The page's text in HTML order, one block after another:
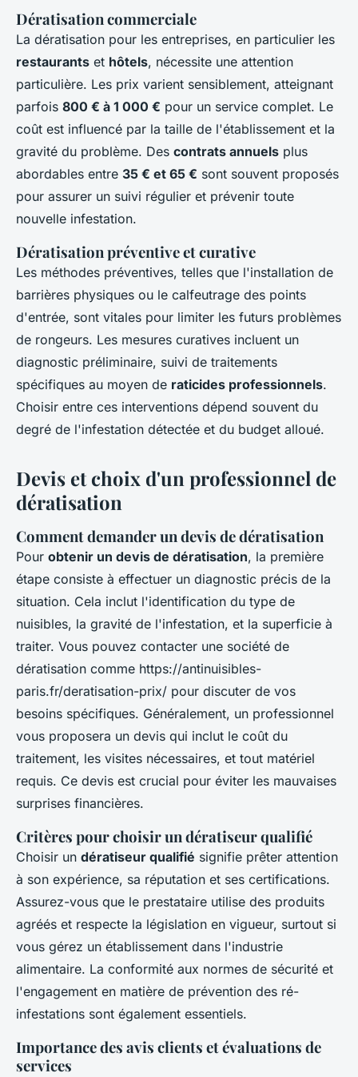
Dératisation commerciale
La dératisation pour les entreprises, en particulier les
restaurants et hôtels, nécessite une attention
particulière. Les prix varient sensiblement, atteignant
parfois 800 € à 1 000 € pour un service complet. Le
coût est influencé par la taille de l'établissement et la
gravité du problème. Des contrats annuels plus
abordables entre 35 € et 65 € sont souvent proposés
pour assurer un suivi régulier et prévenir toute
nouvelle infestation.
Dératisation préventive et curative
Les méthodes préventives, telles que l'installation de
barrières physiques ou le calfeutrage des points
d'entrée, sont vitales pour limiter les futurs problèmes
de rongeurs. Les mesures curatives incluent un
diagnostic préliminaire, suivi de traitements
spécifiques au moyen de raticides professionnels.
Choisir entre ces interventions dépend souvent du
degré de l'infestation détectée et du budget alloué.
Devis et choix d'un professionnel de
dératisation
Comment demander un devis de dératisation
Pour obtenir un devis de dératisation, la première
étape consiste à effectuer un diagnostic précis de la
situation. Cela inclut l'identification du type de
nuisibles, la gravité de l'infestation, et la superficie à
traiter. Vous pouvez contacter une société de
dératisation comme https://antinuisibles-
paris.fr/deratisation-prix/ pour discuter de vos
besoins spécifiques. Généralement, un professionnel
vous proposera un devis qui inclut le coût du
traitement, les visites nécessaires, et tout matériel
requis. Ce devis est crucial pour éviter les mauvaises
surprises financières.
Critères pour choisir un dératiseur qualifié
Choisir un dératiseur qualifié signifie prêter attention
à son expérience, sa réputation et ses certifications.
Assurez-vous que le prestataire utilise des produits
agréés et respecte la législation en vigueur, surtout si
vous gérez un établissement dans l'industrie
alimentaire. La conformité aux normes de sécurité et
l'engagement en matière de prévention des ré-
infestations sont également essentiels.
Importance des avis clients et évaluations de
services